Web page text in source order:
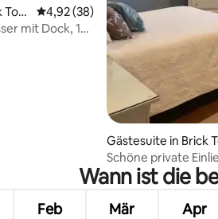
Tow
Durchschnittliche Bewertung:
4,92 (38)
mit Dock, 10
Gästesuite in Brick
Schöne private
Nähe von Stränden
Wann ist die
Feb Mär Apr